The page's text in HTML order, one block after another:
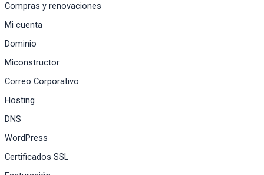
Compras y renovaciones
Mi cuenta
Dominio
Miconstructor
Correo Corporativo
Hosting
DNS
WordPress
Certificados SSL